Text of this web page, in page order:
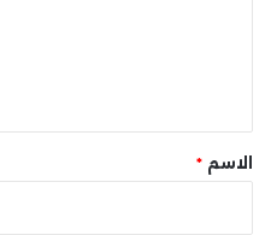
* الاسم *